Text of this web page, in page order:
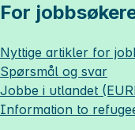
For
Nyttige artikler for
Spørsmål og svar
Jobbe i utlandet
Information to